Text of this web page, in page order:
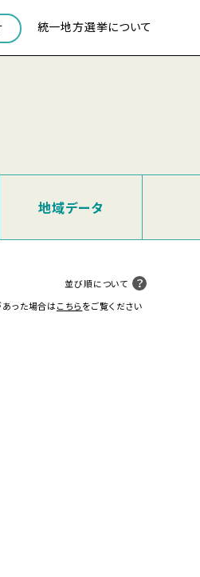
統一地方選挙について
地域データ
並び順について
った場合はこちらをご覧ください